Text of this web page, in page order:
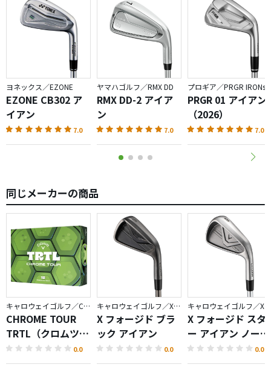
ヨネックス／EZONE
EZONE CB302 ア
イアン
7.0
ヤマハゴルフ／RMX DD
RMX DD-2 アイア
ン
7.0
プロギア／PRGR IRONs
PRGR 01 アイアン
（2026）
7.0
同じメーカーの商品
キャロウェイゴルフ／CHROME
CHROME TOUR
TRTL（クロムツア
ータートル）ボー
ル
0.0
キャロウェイゴルフ／X FORGED
X フォージド ブラ
ック アイアン
0.0
X フォージド スタ
ー アイアン ノーメ
ッキバージョン 0.0